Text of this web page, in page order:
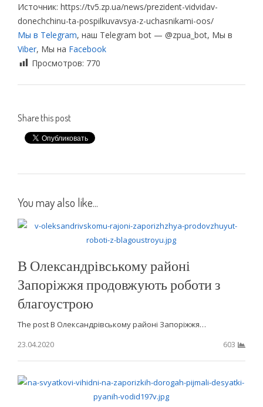
Источник: https://tv5.zp.ua/news/prezident-vidvidav-
donechchinu-ta-pospilkuvavsya-z-uchasnikami-oos/
Мы в Telegram, наш Telegram bot — @zpua_bot, Мы в
Viber, Мы на Facebook
Просмотров: 770
Share this post
You may also like...
В Олександрівському районі
Запоріжжя продовжують роботи з
благоустрою
The post В Олександрівському районі Запоріжжя…
23.04.2020
603